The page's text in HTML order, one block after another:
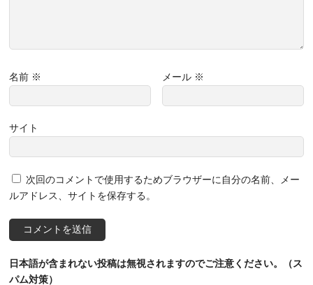
名前 ※ メール ※
サイト
次回のコメントで使用するためブラウザーに自分の名前、メー
ルアドレス、サイトを保存する。
日本語が含まれない投稿は無視されますのでご注意ください。（ス
パム対策）